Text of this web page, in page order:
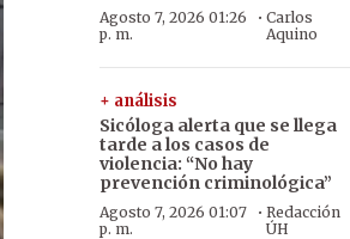
Agosto 7, 2026 01:26
p. m.
· Carlos
Aquino
+ análisis
Sicóloga alerta que se llega
tarde a los casos de
violencia: “No hay
prevención criminológica”
Agosto 7, 2026 01:07
p. m.
·Redacción
ÚH